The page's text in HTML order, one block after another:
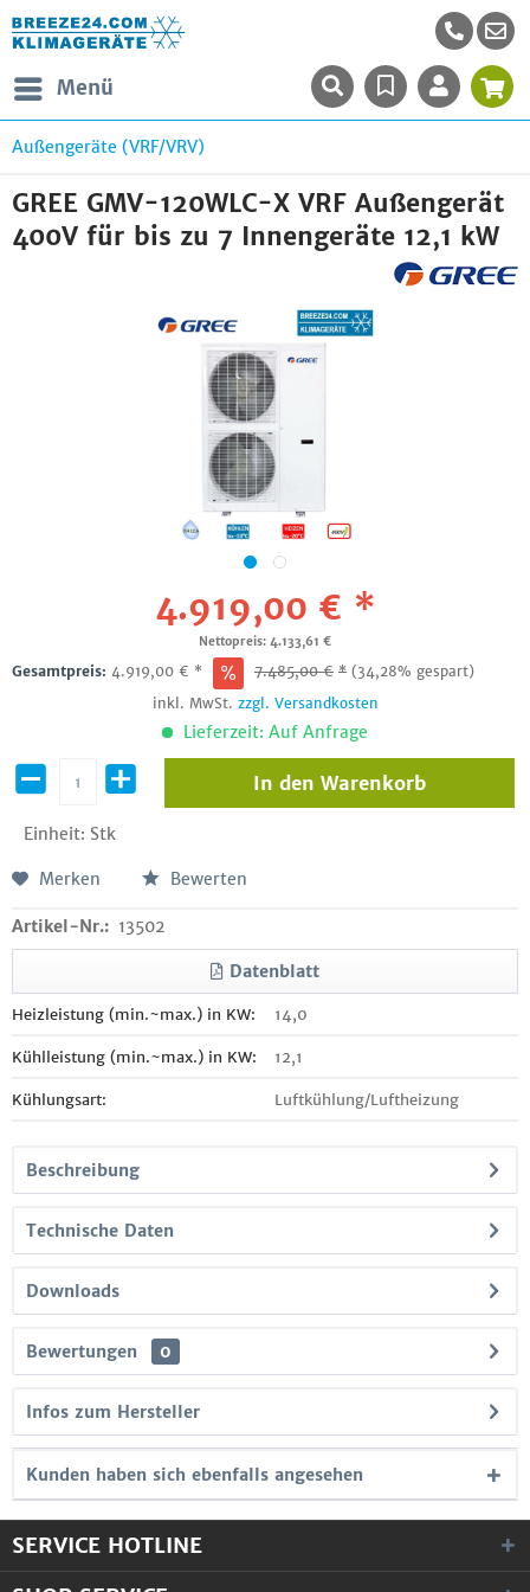
Menü
Außengeräte (VRF/VRV)
GREE GMV-120WLC-X VRF Außengerät
400V für bis zu 7 Innengeräte 12,1 kW
4.919,00 € *
Nettopreis: 4.133,61 €
Gesamtpreis: 4.919,00 € * 7.485,00€ * (34,28% gespart)
inkl. MwSt. zzgl. Versandkosten
Lieferzeit: Auf Anfrage
Einheit: Stk
In den Warenkorb
Merken Bewerten
Artikel-Nr.: 13502
Datenblatt
Heizleistung (min.~max.) in KW: 14,0
Kühlleistung (min.~max.) in KW: 12,1
Kühlungsart: Luftkühlung/Luftheizung
Beschreibung
Technische Daten
Downloads
Bewertungen 0
Infos zum Hersteller
Kunden haben sich ebenfalls angesehen
SERVICE HOTLINE